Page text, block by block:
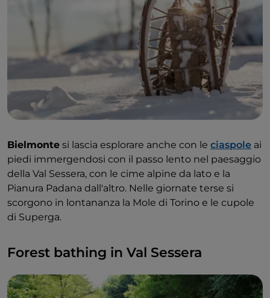
Bielmonte si lascia esplorare anche con le ciaspole ai
piedi immergendosi con il passo lento nel paesaggio
della Val Sessera, con le cime alpine da lato e la
Pianura Padana dall'altro. Nelle giornate terse si
scorgono in lontananza la Mole di Torino e le cupole
di Superga.
Forest bathing in Val Sessera